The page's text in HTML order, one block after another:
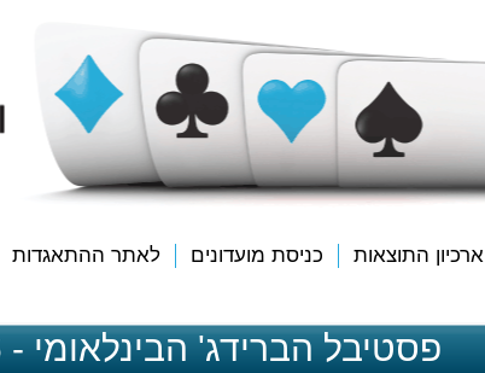
ארכיון התוצאות כניסת מועדונים לאתר ההתאגדות
פסטיבל הברידג' הבינלאומי - 2026